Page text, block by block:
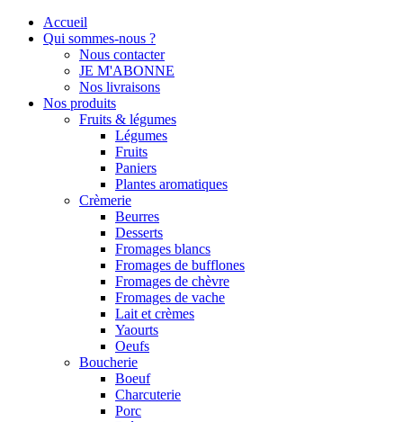
Accueil
Qui sommes-nous ?
Nous contacter
JE M'ABONNE
Nos livraisons
Nos produits
Fruits & légumes
Légumes
Fruits
Paniers
Plantes aromatiques
Crèmerie
Beurres
Desserts
Fromages blancs
Fromages de bufflones
Fromages de chèvre
Fromages de vache
Lait et crèmes
Yaourts
Oeufs
Boucherie
Boeuf
Charcuterie
Porc